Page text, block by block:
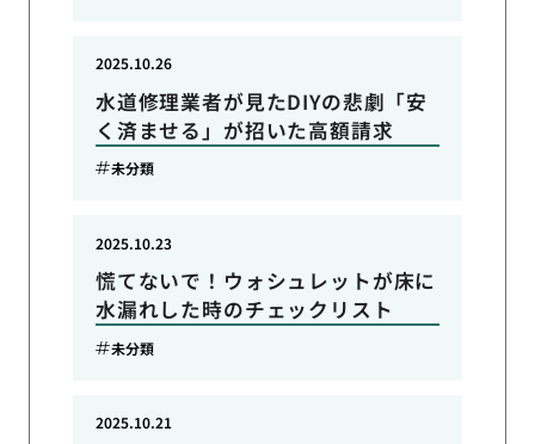
水道修理業者が見たDIYの悲劇「安
く済ませる」が招いた高額請求
2025.10.26
未分類
慌てないで！ウォシュレットが床に
水漏れした時のチェックリスト
2025.10.23
未分類
2025.10.21